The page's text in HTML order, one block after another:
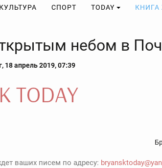
КУЛЬТУРА СПОРТ TODAY
небом в
18 апрель 2019, 07:39
ваших писем по адресу: